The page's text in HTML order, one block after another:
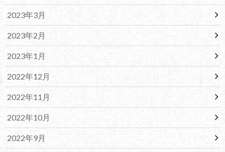
2023年3月
2023年2月
2023年1月
2022年12月
2022年11月
2022年10月
2022年9月